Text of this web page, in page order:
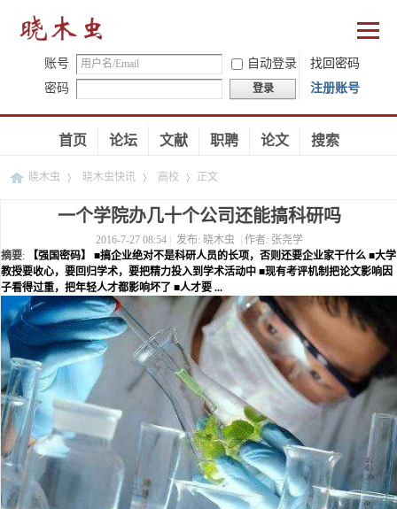
账号 自动登录
找回密码
密码
登录 注册账号
首页 论坛 文献 职聘 论文 搜索
晓木虫
›
晓木虫快讯
›
高校
›
正文
一个学院办几十个公司还能搞科研吗
2016-7-27 08:54 发布: 晓木虫 作者: 张尧学
摘要:
【强国密码】 ■搞企业绝对不是科研人员的长项，否则还要企业家干什么 ■大学
教授要收心，要回归学术，要把精力投入到学术活动中 ■现有考评机制把论文影响因
子看得过重，把年轻人才都影响坏了 ■人才要 ...